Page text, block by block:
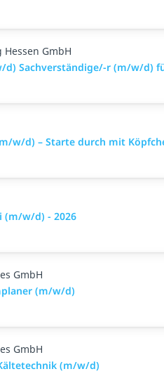
GmbH
Sachverständige/-r (m/w/d)
w/d) – Starte durch mit
(m/w/d) - 2026
GmbH
(m/w/d)
GmbH
(m/w/d)